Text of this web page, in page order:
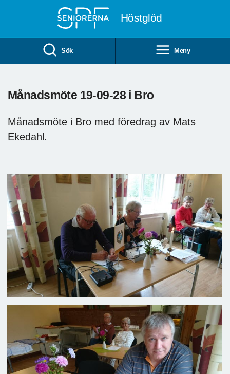
Höstglöd
Sök Meny
Månadsmöte 19-09-28 i Bro
Månadsmöte i Bro med föredrag av Mats
Ekedahl.